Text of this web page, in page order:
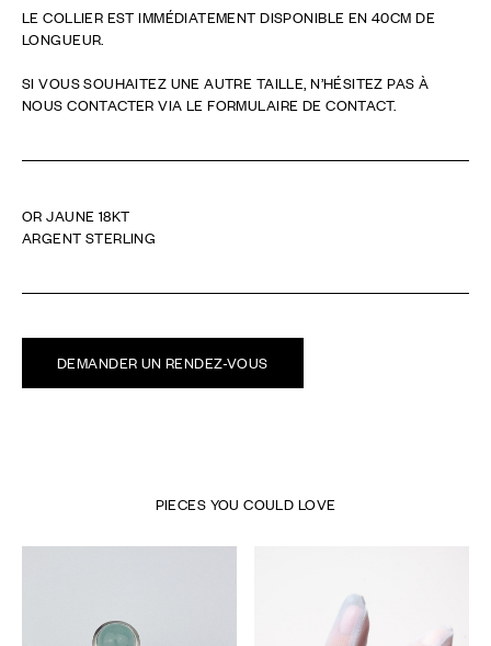
LE COLLIER EST IMMÉDIATEMENT DISPONIBLE EN 40CM DE
LONGUEUR.
SI VOUS SOUHAITEZ UNE AUTRE TAILLE, N’HÉSITEZ PAS À
NOUS CONTACTER VIA LE FORMULAIRE DE CONTACT.
OR JAUNE 18KT
ARGENT STERLING
DEMANDER UN RENDEZ-VOUS
PIECES YOU COULD LOVE